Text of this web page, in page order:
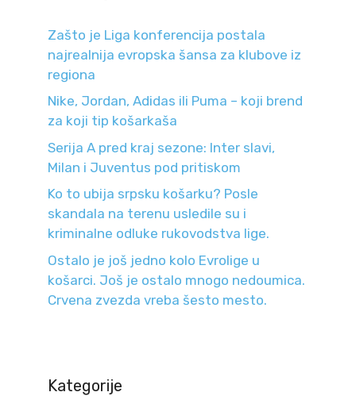
Zašto je Liga konferencija postala
najrealnija evropska šansa za klubove iz
regiona
Nike, Jordan, Adidas ili Puma – koji brend
za koji tip košarkaša
Serija A pred kraj sezone: Inter slavi,
Milan i Juventus pod pritiskom
Ko to ubija srpsku košarku? Posle
skandala na terenu usledile su i
kriminalne odluke rukovodstva lige.
Ostalo je još jedno kolo Evrolige u
košarci. Još je ostalo mnogo nedoumica.
Crvena zvezda vreba šesto mesto.
Kategorije